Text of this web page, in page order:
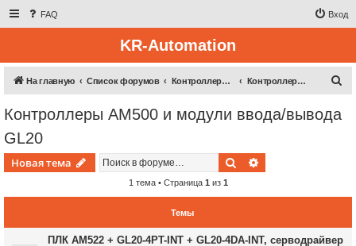
FAQ Вход
KR-Automation
На главную Список форумов Контроллерная техника Контроллеры AM500 и модули ввода/вывода GL20
Контроллеры AM500 и модули ввода/вывода
GL20
Новая тема Поиск
1 тема • Страница 1 из 1
Темы
ПЛК AM522 + GL20-4PT-INT + GL20-4DA-INT, серводрайвер